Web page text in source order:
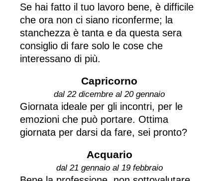
Se hai fatto il tuo lavoro bene, è difficile
che ora non ci siano riconferme; la
stanchezza è tanta e da questa sera
consiglio di fare solo le cose che
interessano di più.
Capricorno
dal 22 dicembre al 20 gennaio
Giornata ideale per gli incontri, per le
emozioni che può portare. Ottima
giornata per darsi da fare, sei pronto?
Acquario
dal 21 gennaio al 19 febbraio